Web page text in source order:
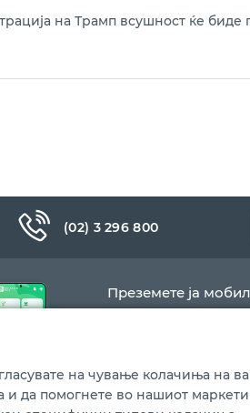
на Трамп всушност ќе
(02) 3 296 800
Преземете ја
на чување колачиња на
и да помогнете во нашиот